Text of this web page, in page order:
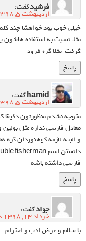
فرشیدگفت:
اردیبهشت ۵, ۱۳۹۸ در ۱۲:۴۳ ق.ظ
خیلی خوب بود خواهشا چند
مثلا نسبت به استفاده
گرفت مثلا گره فرود
پاسخ
hamidگفت:
اردیبهشت ۵, ۱۳۹۸ در ۱۱:۱۲ ب.ظ
متوجه نشدم منظورتون
معادل فارسی نداره مثل
و البته لازمه کوهنوردان گره
فارسی داشته باشه
پاسخ
جوادگفت:
خرداد ۱۳, ۱۳۹۸ در ۹:۱۸ ق.ظ
با سلام و عرض ادب و احترام